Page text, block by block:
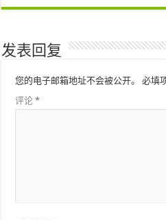
发表回复
您的电子邮箱地址不会被公开。 必填
评论*